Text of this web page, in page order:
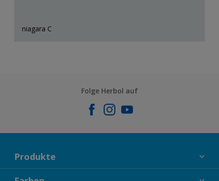
niagara C
Folge Herbol auf
Produkte
FASSADENFARBEN